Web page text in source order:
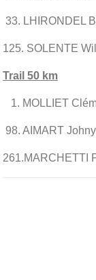
33. LHIRONDEL
125.
Trail 50 km
1. MOLLIET
98. AIMART
261.MARCHETTI